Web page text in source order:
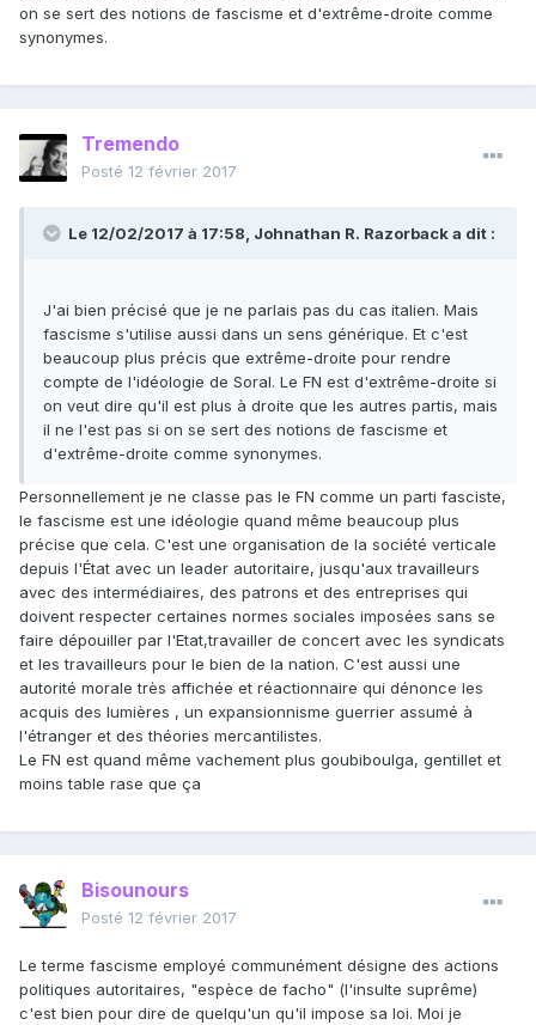
on se sert des notions de fascisme et d'extrême-droite comme
synonymes.
Tremendo
Posté 12 février 2017
Le 12/02/2017 à 17:58, Johnathan R. Razorback a dit :
J'ai bien précisé que je ne parlais pas du cas italien. Mais
fascisme s'utilise aussi dans un sens générique. Et c'est
beaucoup plus précis que extrême-droite pour rendre
compte de l'idéologie de Soral. Le FN est d'extrême-droite si
on veut dire qu'il est plus à droite que les autres partis, mais
il ne l'est pas si on se sert des notions de fascisme et
d'extrême-droite comme synonymes.
Personnellement je ne classe pas le FN comme un parti fasciste,
le fascisme est une idéologie quand même beaucoup plus
précise que cela. C'est une organisation de la société verticale
depuis l'État avec un leader autoritaire, jusqu'aux travailleurs
avec des intermédiaires, des patrons et des entreprises qui
doivent respecter certaines normes sociales imposées sans se
faire dépouiller par l'Etat,travailler de concert avec les syndicats
et les travailleurs pour le bien de la nation. C'est aussi une
autorité morale très affichée et réactionnaire qui dénonce les
acquis des lumières , un expansionnisme guerrier assumé à
l'étranger et des théories mercantilistes.
Le FN est quand même vachement plus goubiboulga, gentillet et
moins table rase que ça
Bisounours
Posté 12 février 2017
Le terme fascisme employé communément désigne des actions
politiques autoritaires, "espèce de facho" (l'insulte suprême)
c'est bien pour dire de quelqu'un qu'il impose sa loi. Moi je